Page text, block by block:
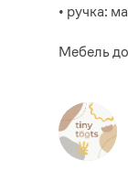
• ручка:
Мебель